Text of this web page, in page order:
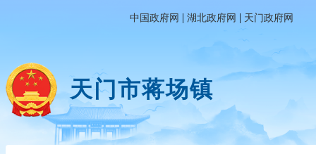
中国政府网 | 湖北政府网 | 天门政府网
天门市蒋场镇